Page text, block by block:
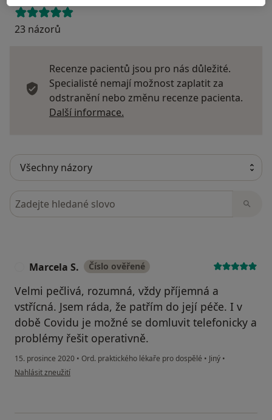
23 názorů
Recenze pacientů jsou pro nás důležité.
Specialisté nemají možnost zaplatit za
odstranění nebo změnu recenze pacienta.
Další informace.
Hledejte v názorech
Marcela S. Číslo ověřené
Velmi pečlivá, rozumná, vždy příjemná a
vstřícná. Jsem ráda, že patřím do její péče. I v
době Covidu je možné se domluvit telefonicky a
problémy řešit operativně.
15. prosince 2020 • Ord. praktického lékaře pro dospělé • Jiný •
podle názoru uživatele Marcela S.
Nahlásit zneužití